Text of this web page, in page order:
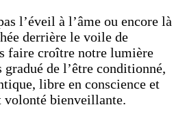
l’éveil à l’âme ou encore là
derrière le voile de
faire croître notre lumière
gradué de l’être conditionné,
libre en conscience et
volonté bienveillante.